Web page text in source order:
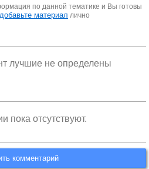
по данной тематике и Вы готовы
добавьте материал лично
лучшие не определены
пока отсутствуют.
комментарий